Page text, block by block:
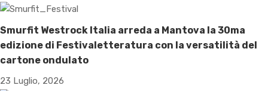
Smurfit Westrock Italia arreda a Mantova la 30ma
edizione di Festivaletteratura con la versatilità del
cartone ondulato
23 Luglio, 2026